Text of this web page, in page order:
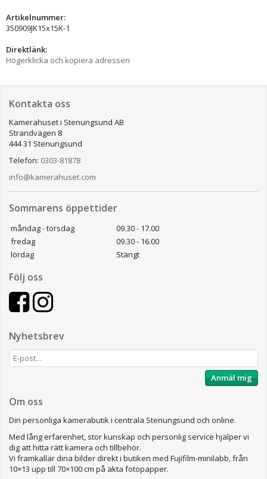
Artikelnummer:
350909JK15x15K-1
Direktlänk:
Högerklicka och kopiera adressen
Kontakta oss
Kamerahuset i Stenungsund AB
Strandvägen 8
444 31 Stenungsund
Telefon: 0303-81878
info@kamerahuset.com
Sommarens öppettider
måndag - torsdag
09.30 - 17.00
fredag
09.30 - 16.00
lördag
Stängt
Följ oss
Nyhetsbrev
Anmäl mig
Om oss
Din personliga kamerabutik i centrala Stenungsund och online.
Med lång erfarenhet, stor kunskap och personlig service hjälper vi
dig att hitta rätt kamera och tillbehör.
Vi framkallar dina bilder direkt i butiken med Fujifilm-minilabb, från
10×13 upp till 70×100 cm på äkta fotopapper.